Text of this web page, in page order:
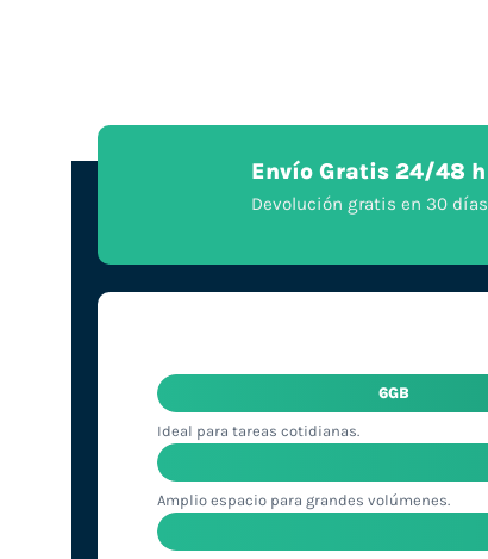
Envío Gratis 24/48 h
Devolución gratis en 30 días
6GB
Ideal para tareas cotidianas.
Amplio espacio para grandes volúmenes.